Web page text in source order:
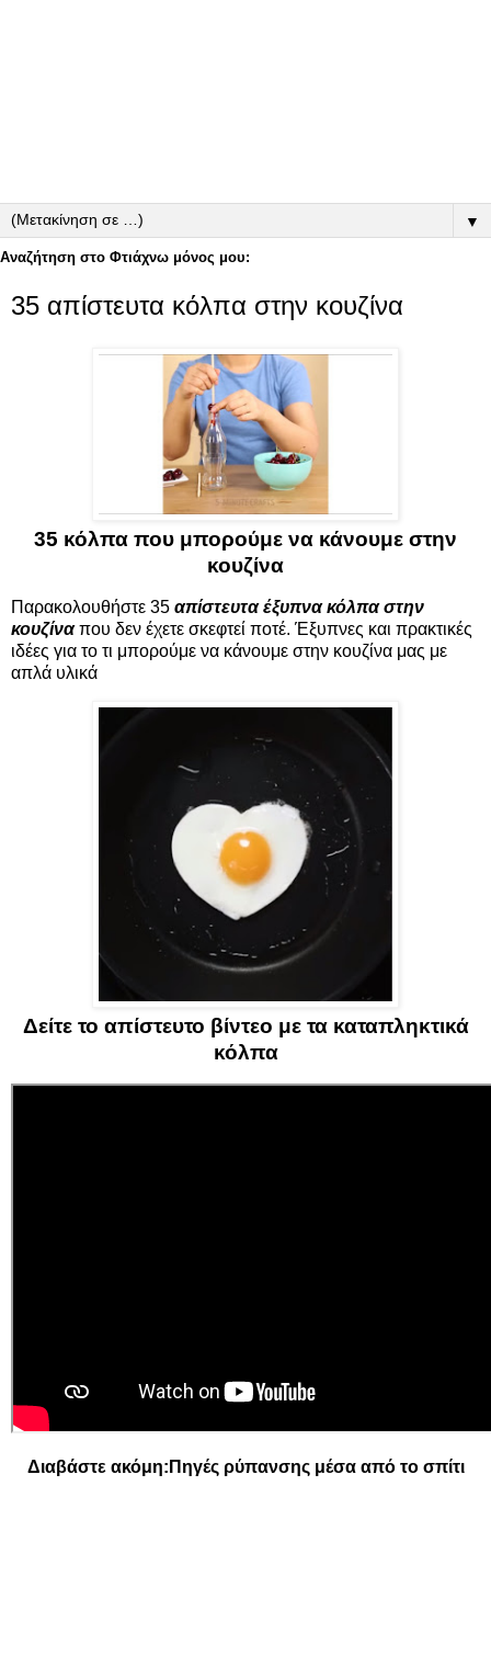
▼
Αναζήτηση στο Φτιάχνω μόνος μου:
35 απίστευτα κόλπα στην κουζίνα
35 κόλπα που μπορούμε να κάνουμε στην
κουζίνα
Παρακολουθήστε 35 απίστευτα έξυπνα κόλπα στην
κουζίναπου δεν έχετε σκεφτεί ποτέ. Έξυπνες και πρακτικές
ιδέες για το τι μπορούμε να κάνουμε στην κουζίνα μας με
απλά υλικά
Δείτε το απίστευτο βίντεο με τα καταπληκτικά
κόλπα
Διαβάστε ακόμη: Πηγές ρύπανσης μέσα από το σπίτι